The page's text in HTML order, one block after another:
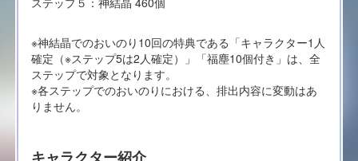
※神結晶でのおいのり10回の特典である「キャラクター1人
確定（※ステップ5は2人確定）」「福塵10個付き」は、全
ステップで対象となります。
※各ステップでのおいのりにおける、排出内容に変動はあ
りません。